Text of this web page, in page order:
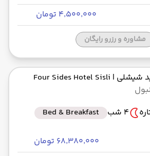
۴٬۵۰۰٬۰۰۰ تومان
مشاوره و رزرو رایگان
شیشلی | Four Sides Hotel Sisli
4 شب Bed & Breakfast
۶۸٬۳۸۰٬۰۰۰ تومان